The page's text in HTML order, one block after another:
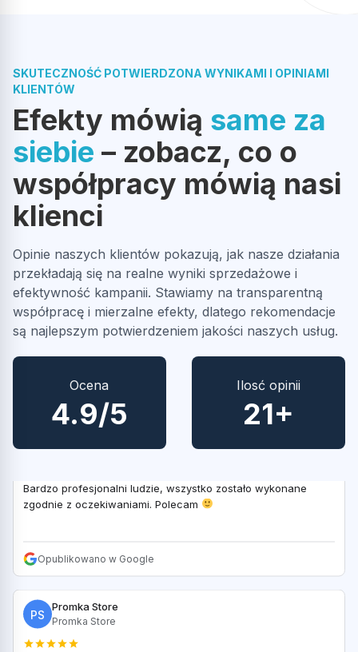
SKUTECZNOŚĆ POTWIERDZONA WYNIKAMI I OPINIAMI
KLIENTÓW
Efekty mówią same za
siebie – zobacz, co o
współpracy mówią nasi
klienci
Opinie naszych klientów pokazują, jak nasze działania
przekładają się na realne wyniki sprzedażowe i
efektywność kampanii. Stawiamy na transparentną
współpracę i mierzalne efekty, dlatego rekomendacje
są najlepszym potwierdzeniem jakości naszych usług.
Ocena
4.9/5
Ilosć opinii
21+
czystym sumieniem polecam Pana Mateusza Nowackiego.
Lepszego partnera w e-commerce naprawdę trudno sobie
Super,Firma bardzo przyjazna, Otwarta na nowe
pomysły,weryfikuje bardzo fajnie rynek i dostosowuje do
możliwości sprzedażowych! MEGA!
Opublikowano w Google
AD
Polecam firmę w 100% Na każde pytanie szybka rzeczowa
odpowiedź, kontakt łatwy i szybki.
Marcel Hel
Bardzo profesjonalni ludzie, wszystko zostało wykonane
zgodnie z oczekiwaniami. Polecam
Opublikowano w Google
PS
Promka Store
Promka Store